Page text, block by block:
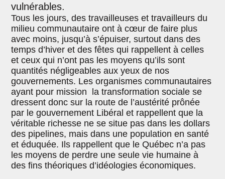
vulnérables.
Tous les jours, des travailleuses et travailleurs du
milieu communautaire ont à cœur de faire plus
avec moins, jusqu’à s’épuiser, surtout dans des
temps d’hiver et des fêtes qui rappellent à celles
et ceux qui n’ont pas les moyens qu’ils sont
quantités négligeables aux yeux de nos
gouvernements. Les organismes communautaires
ayant pour mission la transformation sociale se
dressent donc sur la route de l’austérité prônée
par le gouvernement Libéral et rappellent que la
véritable richesse ne se situe pas dans les dollars
des pipelines, mais dans une population en santé
et éduquée. Ils rappellent que le Québec n’a pas
les moyens de perdre une seule vie humaine à
des fins théoriques d’idéologies économiques.